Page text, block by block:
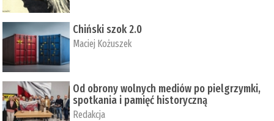
Chiński szok 2.0
Maciej Kożuszek
Od obrony wolnych mediów po pielgrzymki,
spotkania i pamięć historyczną
Redakcja